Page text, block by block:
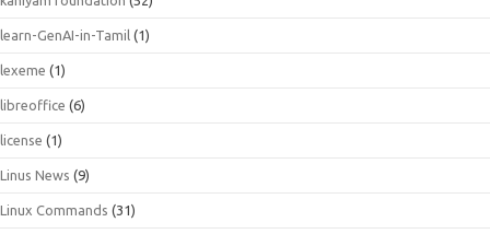
learn-GenAI-in-Tamil (1)
lexeme (1)
libreoffice (6)
license (1)
Linus News (9)
Linux Commands (31)